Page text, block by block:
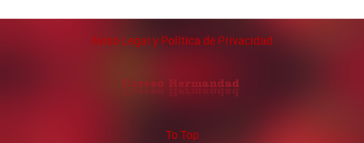
Aviso Legal y Política de Privacidad
To Top